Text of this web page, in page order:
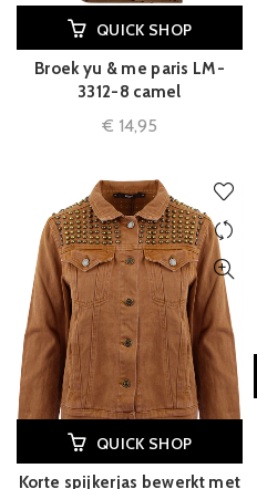
QUICK SHOP
Broek yu & me paris LM-
3312-8 camel
€ 14,95
QUICK SHOP
Korte spijkerjas bewerkt met